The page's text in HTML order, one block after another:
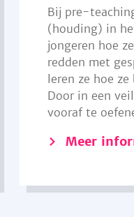
Bij pre-
(houding) in
jongeren hoe
redden met
leren ze hoe
Door in een
vooraf te
Meer